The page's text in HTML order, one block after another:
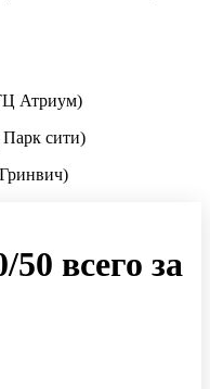
Атриум)
сити)
всего за